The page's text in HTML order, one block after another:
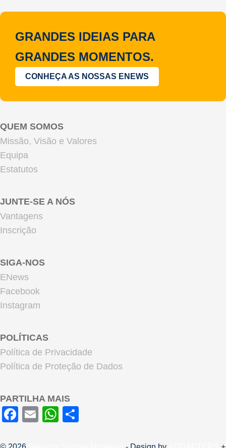
GRANDES IDEIAS PARA
GRANDES MOMENTOS.
CONHEÇA AS NOSSAS ENEWS
QUEM SOMOS
Missão, Visão e Valores
Equipa
Estatutos
JUNTE-SE A NÓS
Vantagens
Inscrição
SIGA-NOS
ENews
Facebook
Instagram
POLÍTICAS
Política de Privacidade
Política de Proteção de Dados
PARTILHA MAIS
Facebook
EmailWhatsApp